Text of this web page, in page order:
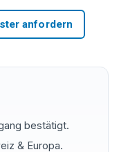
anfordern
bestätigt.
& Europa.